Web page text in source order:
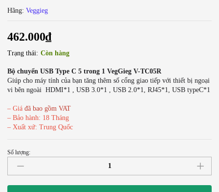
Hãng: Veggieg
462.000₫
Trạng thái: Còn hàng
Bộ chuyển USB Type C 5 trong 1 VegGieg V-TC05R
Giúp cho máy tính của bạn tăng thêm số cổng giao tiếp với thiết bị ngoại
vi bên ngoài HDMI*1 , USB 3.0*1 , USB 2.0*1, RJ45*1, USB typeC*1
– Giá đã bao gồm VAT
– Bảo hành: 18 Tháng
– Xuất xứ: Trung Quốc
Bộ
chuyển
Số lượng: